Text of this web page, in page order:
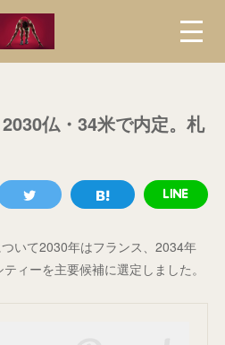
2030仏・34米で内定。札
いて2030年はフランス、2034年
ィーを主要候補に選定しました。